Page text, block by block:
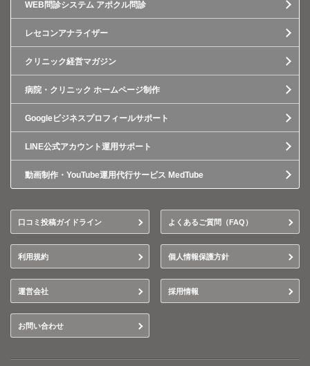
WEB問診システム アポクル問診
レセコンアナライザー
クリニック経営マガジン
病院・クリニック ホームページ制作
Googleビジネスプロフィールサポート
LINE公式アカウント運用サポート
動画制作・YouTube運用代行サービス MedTube
口コミ投稿ガイドライン よくあるご質問（FAQ）
利用規約 個人情報保護方針
運営会社 採用情報
お問い合わせ